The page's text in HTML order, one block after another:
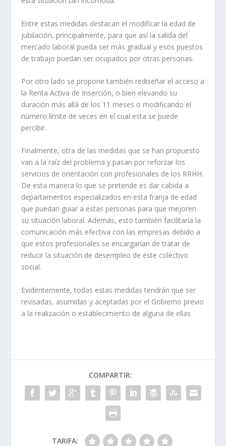
Entre estas medidas destacan el modificar la edad de
jubilación, principalmente, para que así la salida del
mercado laboral pueda ser más gradual y esos puestos
de trabajo puedan ser ocupados por otras personas.
Por otro lado se propone también rediseñar el acceso a
la Renta Activa de Inserción, o bien elevando su
duración más allá de los 11 meses o modificando el
número límite de veces en el cual esta se puede
percibir.
Finalmente, otra de las medidas que se han propuesto
van a la raíz del problema y pasan por reforzar los
servicios de orientación con profesionales de los RRHH.
De esta manera lo que se pretende es dar cabida a
departamentos especializados en esta franja de edad
que puedan guiar a estas personas para que mejoren
su situación laboral. Además, esto también facilitaría la
comunicación más efectiva con las empresas debido a
que estos profesionales se encargarían de tratar de
reducir la situación de desempleo de este colectivo
social.
Evidentemente, todas estas medidas tendrán que ser
revisadas, asumidas y aceptadas por el Gobierno previo
a la realización o establecimiento de alguna de ellas
COMPARTIR:
TARIFA: